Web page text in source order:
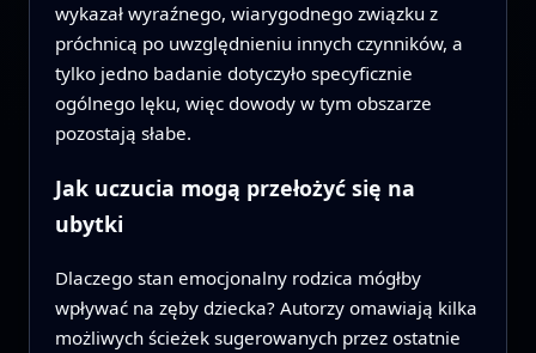
wykazał wyraźnego, wiarygodnego związku z
próchnicą po uwzględnieniu innych czynników, a
tylko jedno badanie dotyczyło specyficznie
ogólnego lęku, więc dowody w tym obszarze
pozostają słabe.
Jak uczucia mogą przełożyć się na
ubytki
Dlaczego stan emocjonalny rodzica mógłby
wpływać na zęby dziecka? Autorzy omawiają kilka
możliwych ścieżek sugerowanych przez ostatnie